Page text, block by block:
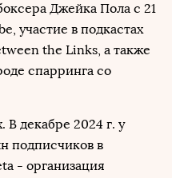
Джейка Пола с 21
участие в подкастах
the Links, а также
спарринга со
В декабре 2024 г. у
подписчиков в
- организация